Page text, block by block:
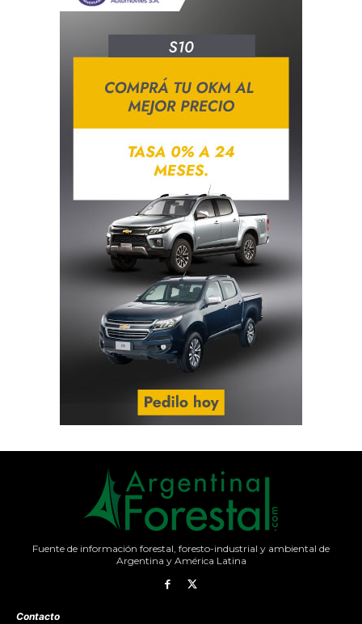
Fuente de información forestal, foresto-industrial y ambiental de
Argentina y América Latina
Contacto